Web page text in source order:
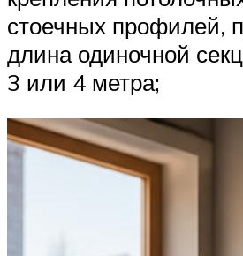
стоечных профилей,
длина одиночной
3 или 4 метра;